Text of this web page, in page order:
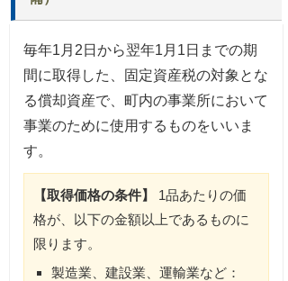
毎年1月2日から翌年1月1日までの期
間に取得した、固定資産税の対象とな
る償却資産で、町内の事業所において
事業のために使用するものをいいま
す。
【取得価格の条件】
1品あたりの価
格が、以下の金額以上であるものに
限ります。
製造業、建設業、運輸業など：